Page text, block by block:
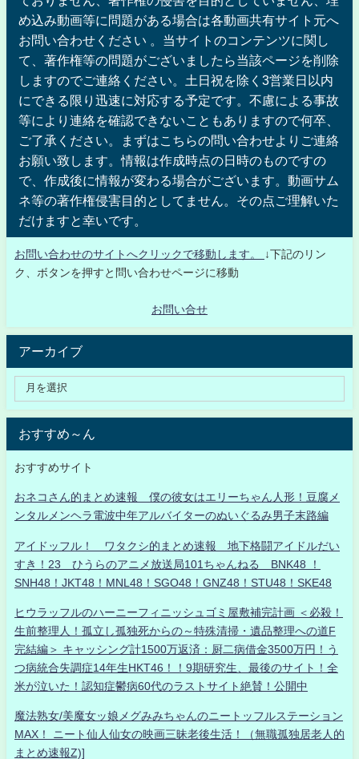
め込み動画等に問題がある場合は各動画共有サイト元へ
お問い合わせください 。当サイトのコンテンツに関し
て、著作権等の問題がございましたら当該ページを削除
しますのでご連絡ください。土日祝を除く3営業日以内
にできる限り迅速に対応する予定です。不慮による事故
等により連絡を確認できないこともありますので何卒、
ご了承ください。まずはこちらの問い合わせよりご連絡
お願い致します。情報は作成時点の日時のものですの
で、作成後に情報が変わる場合がございます。動画サム
ネ等の著作権侵害目的としてません。その点ご理解いた
だけますと幸いです。
お問い合わせのサイトへクリックで移動します。
↓下記のリン
ク、ボタンを押すと問い合わせページに移動
お問い合せ
アーカイブ
おすすめ～ん
おすすめサイト
おネコさん的まとめ速報 僕の彼女はエリーちゃん人形！豆腐メ
ンタルメンヘラ電波中年アルバイターのぬいぐるみ男子末路編
アイドッフル！ ワタクシ的まとめ速報 地下格闘アイドルだい
すき！23 ひうらのアニメ放送局101ちゃんねる BNK48 ！
SNH48！JKT48！MNL48！SGO48！GNZ48！STU48！SKE48
ヒウラッフルのハーニーフィニッシュゴミ屋敷補完計画 ＜必殺！
生前整理人！孤立し孤独死からの～特殊清掃・遺品整理への道F
完結編＞ キャッシング計1500万返済：厨二病借金3500万円！う
つ病統合失調症14年生HKT46！！9期研究生、最後のサイト！全
米が泣いた！認知症鬱病60代のラストサイト絶賛！公開中
魔法熟女/美魔女ッ娘メグみみちゃんのニートッフルステーション
MAX！ ニート仙人仙女の映画三昧老後生活！（無職孤独居老人的
まとめ速報Z)]